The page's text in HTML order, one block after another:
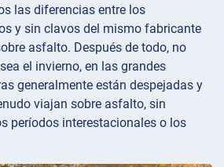
las diferencias entre los
y sin clavos del mismo fabricante
asfalto. Después de todo, no
el invierno, en las grandes
generalmente están despejadas y
viajan sobre asfalto, sin
períodos interestacionales o los